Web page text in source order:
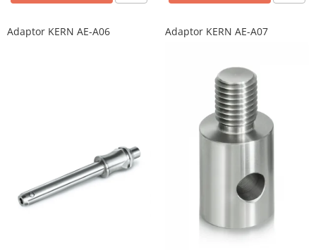
Adaptor KERN AE-A06 Adaptor KERN AE-A07